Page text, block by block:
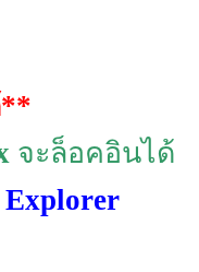
**
จะล็อคอินได้